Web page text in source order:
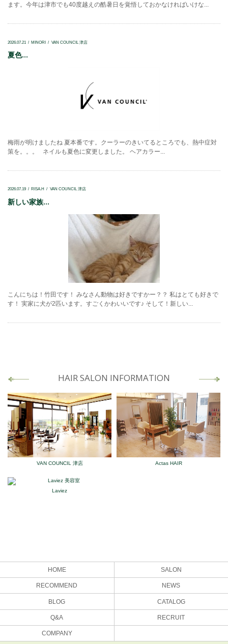
ます。今年は津市でも40度越えの酷暑日を覚悟しておかなければいけな...
2026.07.21 MINORI VAN COUNCIL 津店
夏色...
梅雨が明けましたね 夏本番です。クーラーのきいてるところでも、熱中症対
策を。。。 ネイルも夏色に変更しました。 ヘアカラー...
2026.07.19 RISA.H VAN COUNCIL 津店
新しい家族...
こんにちは！竹田です！ みなさん動物は好きですかー？？ 私はとても好きで
す！ 実家に犬が2匹います。すごくかわいいです♪ そして！新しい...
HAIR SALON INFORMATION
VAN COUNCIL 津店 Actas HAIR
Laviez
HOME SALON
RECOMMEND NEWS
BLOG CATALOG
Q&A RECRUIT
COMPANY